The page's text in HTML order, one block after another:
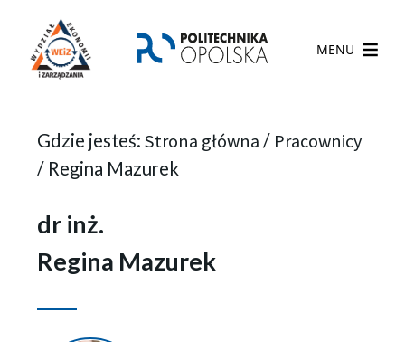
MENU
Gdzie jesteś: Strona główna / Pracownicy
/ Regina Mazurek
dr inż.
Regina Mazurek